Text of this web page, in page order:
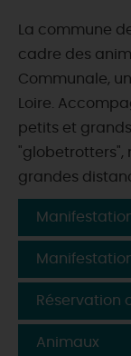
La commune
cadre des
Communale,
Loire.
petits et
"globetrotters",
grandes
Réservation
Animaux